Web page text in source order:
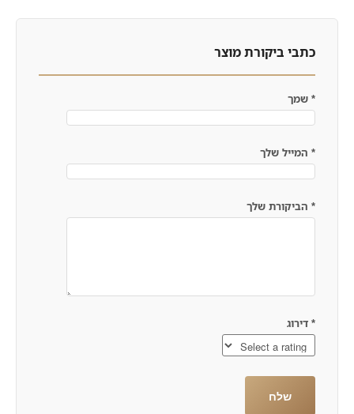
כתבי ביקורת מוצר
* שמך
* המייל שלך
* הביקורת שלך
* דירוג